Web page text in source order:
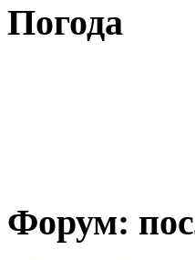
Погода
Форум: